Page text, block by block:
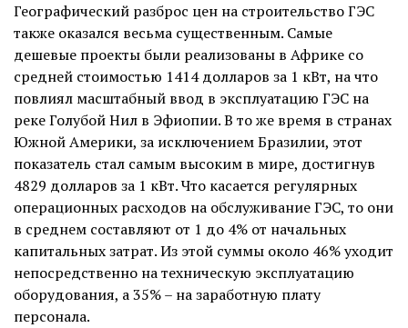
Географический разброс цен на строительство ГЭС
также оказался весьма существенным. Самые
дешевые проекты были реализованы в Африке со
средней стоимостью 1414 долларов за 1 кВт, на что
повлиял масштабный ввод в эксплуатацию ГЭС на
реке Голубой Нил в Эфиопии. В то же время в странах
Южной Америки, за исключением Бразилии, этот
показатель стал самым высоким в мире, достигнув
4829 долларов за 1 кВт. Что касается регулярных
операционных расходов на обслуживание ГЭС, то они
в среднем составляют от 1 до 4% от начальных
капитальных затрат. Из этой суммы около 46% уходит
непосредственно на техническую эксплуатацию
оборудования, а 35% – на заработную плату
персонала.